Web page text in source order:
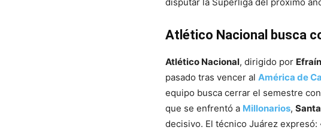
Atlético Nacional busca
Atlético Nacional, dirigido por
pasado tras vencer al América de
equipo busca cerrar el semestre
que se enfrentó a Millonarios,
decisivo. El técnico Juárez expresó: